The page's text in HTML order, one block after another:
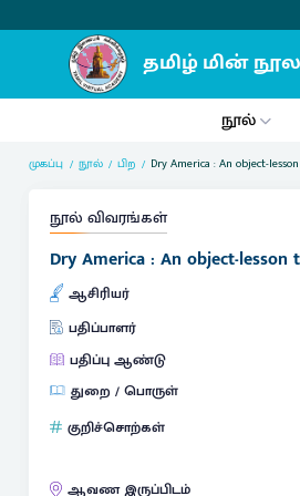
நூல்
முகப்பு நூல் பிற Dry America : An object-
நூல் விவரங்கள்
Dry America : An object-lesson
ஆசிரியர்
பதிப்பாளர்
பதிப்பு ஆண்டு
துறை / பொருள்
குறிச்சொற்கள்
ஆவண இருப்பிடம்